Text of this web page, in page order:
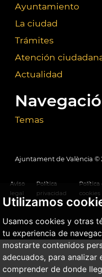
Utilizamos
Usamos cookies y otras
tu experiencia de
mostrarte contenidos
adecuados, para
comprender de donde
Ayuntamiento
La ciudad
Trámites
Atención
Actualidad
Temas
Ajuntament de València ©
Aviso
legal
Política
privacidad
Política
cookies